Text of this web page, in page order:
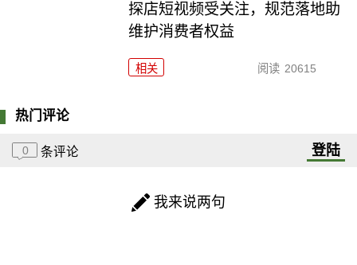
探店短视频受关注，规范落地助
维护消费者权益
相关 阅读 20615
热门评论
0 条评论 登陆
我来说两句